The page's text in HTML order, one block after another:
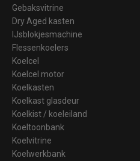
Gebaksvitrine
Dry Aged kasten
IJsblokjesmachine
Flessenkoelers
Koelcel
Koelcel motor
Koelkasten
Koelkast glasdeur
Koelkist / koeleiland
Koeltoonbank
Koelvitrine
Koelwerkbank